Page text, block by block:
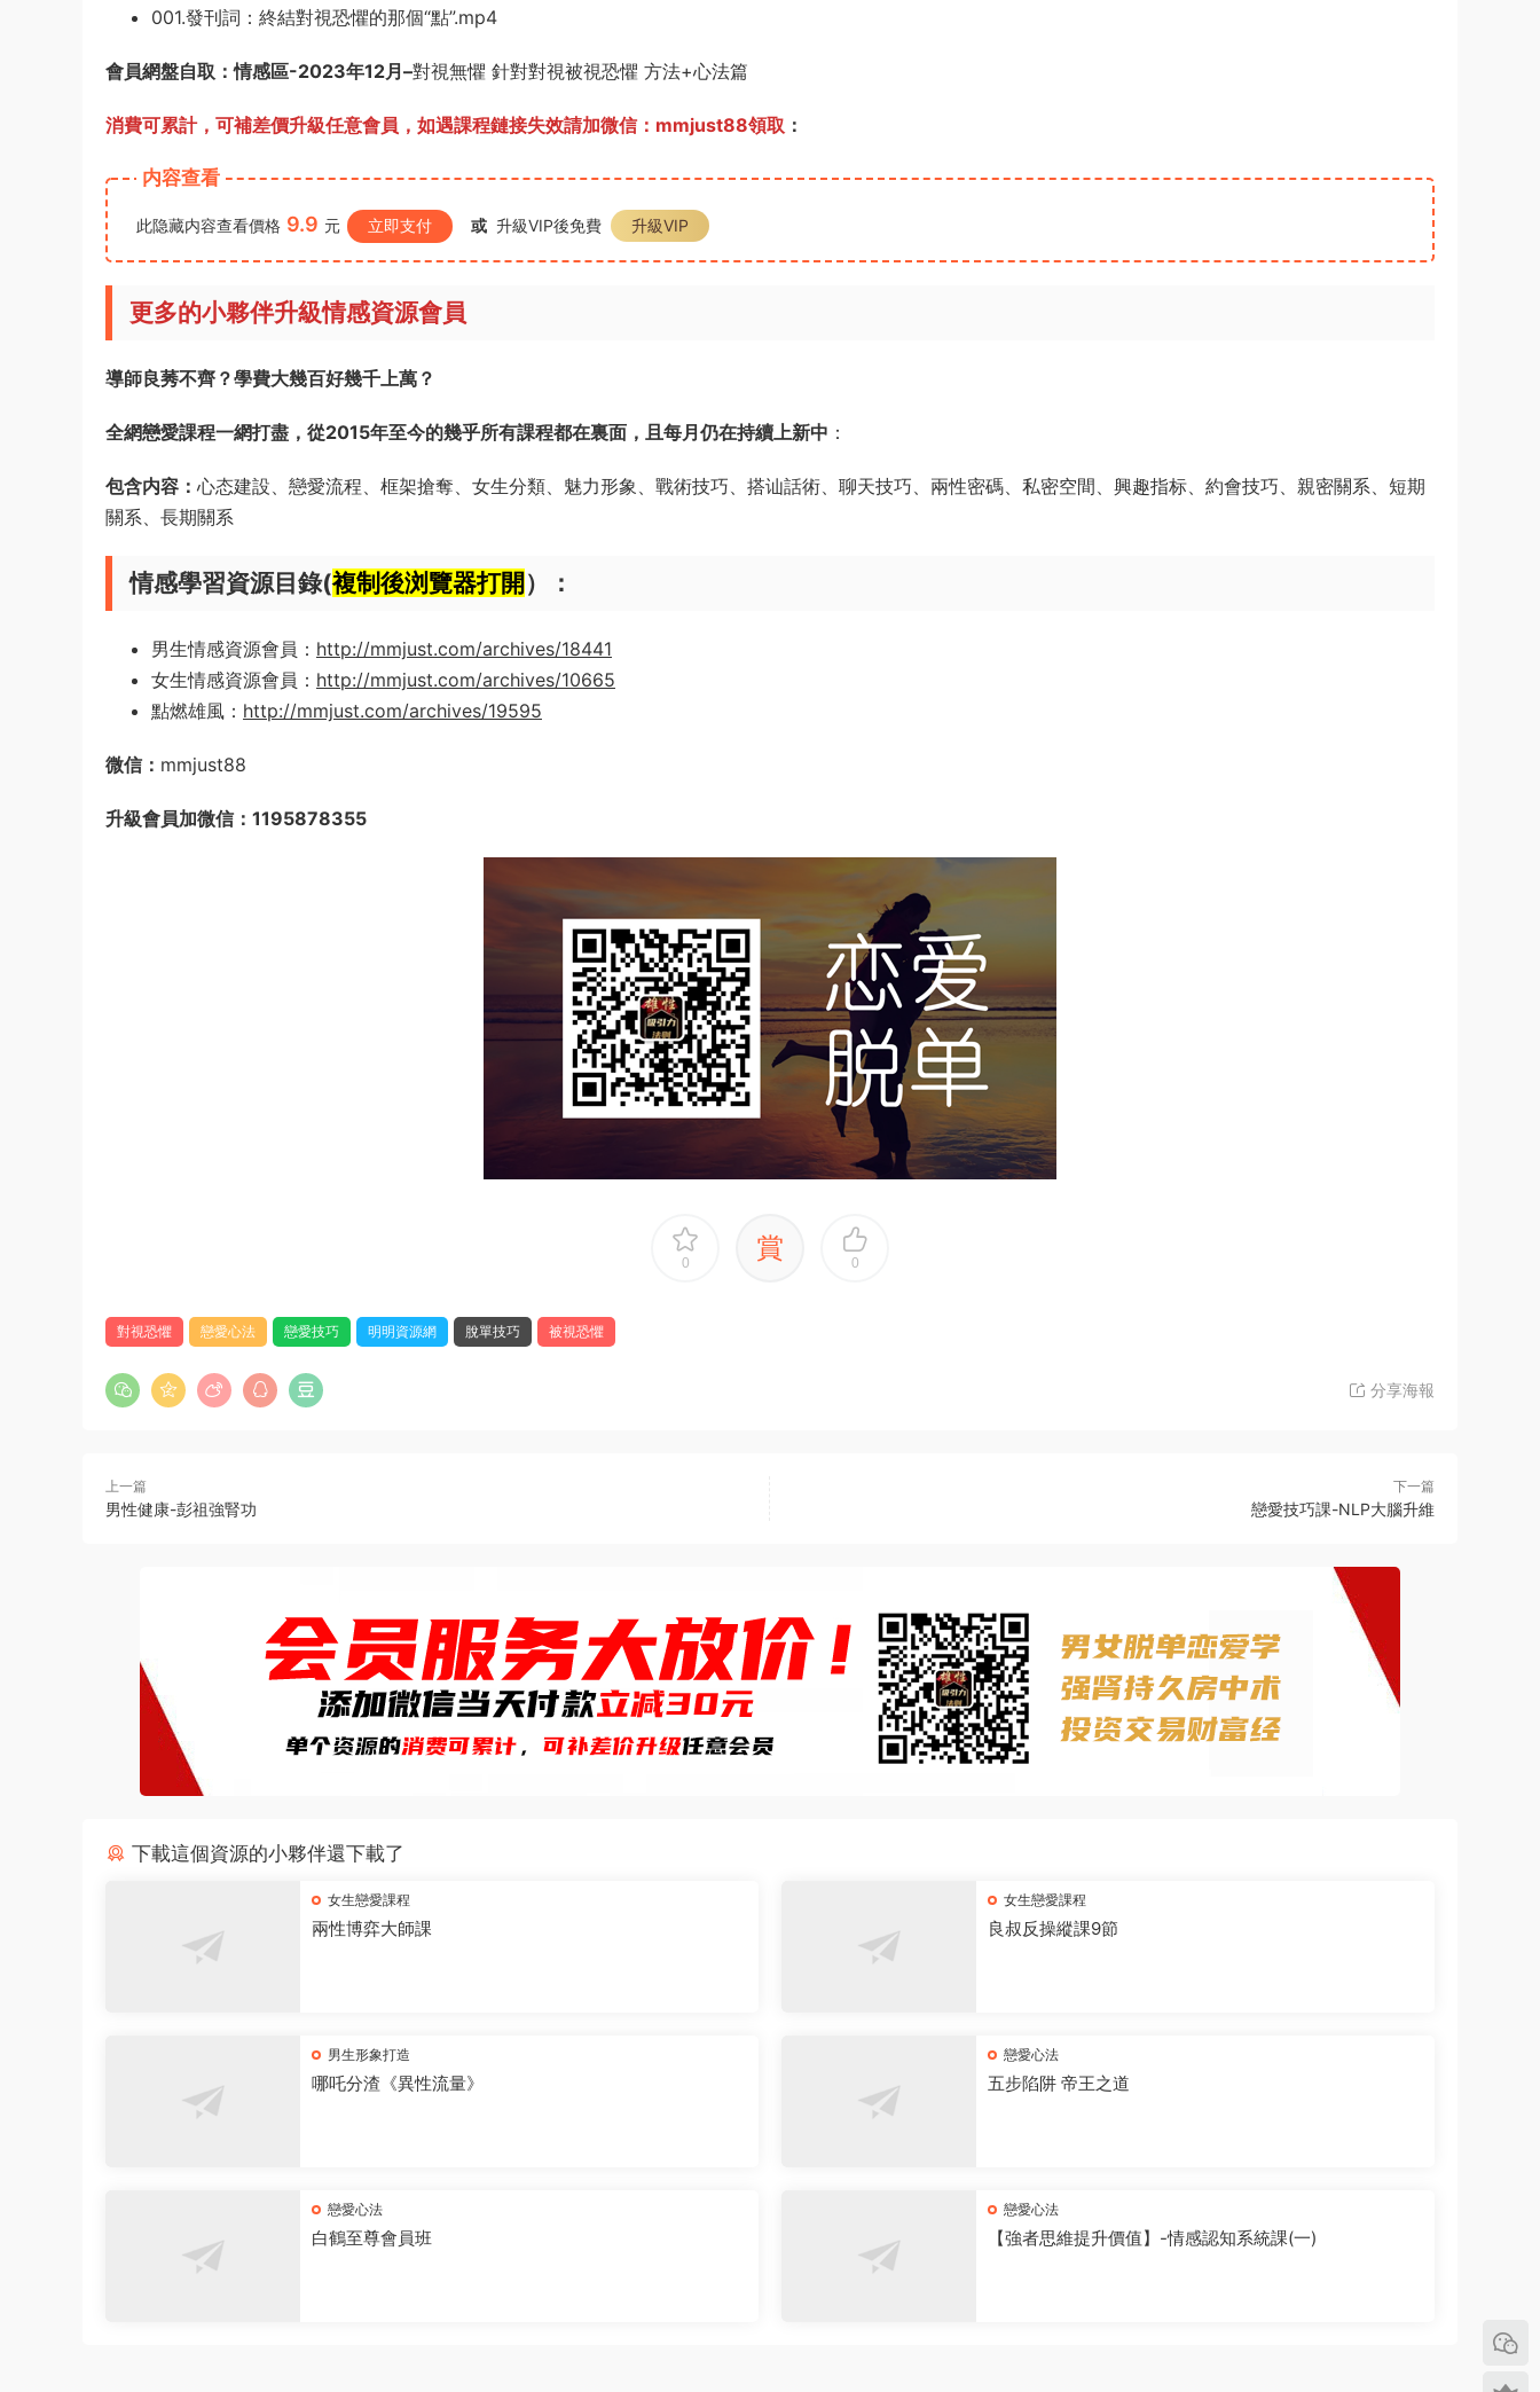
001.發刊詞：終結對視恐懼的那個“點”.mp4
會員網盤自取：情感區-2023年12月 –對視無懼 針對對視被視恐懼 方法+心法篇
消費可累計，可補差價升級任意會員， 如遇課程鏈接失效請加微信：mmjust88領取 ：
内容查看
此隐藏内容查看價格 9.9 元 立即支付 或 升級VIP後免費 升級VIP
更多的小夥伴升級情感資源會員
導師良莠不齊？學費大幾百好幾千上萬？
全網戀愛課程一網打盡，從2015年至今的幾乎所有課程都在裏面，且每月仍在持續上新中 ：
包含内容： 心态建設、戀愛流程、框架搶奪、女生分類、魅力形象、戰術技巧、搭讪話術、聊天技巧、兩性密碼、私密空間、興趣指标、約會技巧、親密關系、短期
關系、長期關系
情感學習資源目錄(複制後浏覽器打開 ）：
男生情感資源會員： http://mmjust.com/archives/18441
女生情感資源會員： http://mmjust.com/archives/10665
點燃雄風： http://mmjust.com/archives/19595
微信： mmjust88
升級會員加微信：1195878355
0 賞 0
對視恐懼 戀愛心法 戀愛技巧 明明資源網 脫單技巧 被視恐懼
分享海報
上一篇
男性健康-彭祖強腎功
下一篇
戀愛技巧課-NLP大腦升維
下載這個資源的小夥伴還下載了
女生戀愛課程
兩性博弈大師課
女生戀愛課程
良叔反操縱課9節
男生形象打造
哪吒分渣《異性流量》
戀愛心法
五步陷阱 帝王之道
戀愛心法
白鶴至尊會員班
戀愛心法
【強者思維提升價值】-情感認知系統課(一)